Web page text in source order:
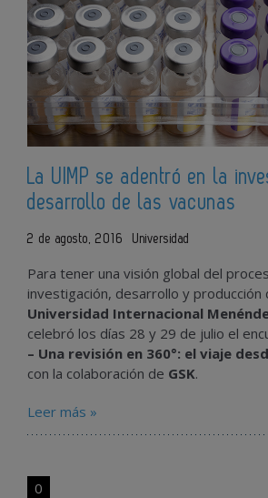
La UIMP se adentró en la
desarrollo de las vacunas
2 de agosto, 2016 Universidad
Para tener una visión global del
investigación, desarrollo y producción
Universidad Internacional
celebró los días 28 y 29 de julio el
– Una revisión en 360°: el viaje
con la colaboración de GSK.
Leer más »
0